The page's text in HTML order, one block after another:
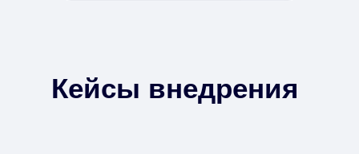
Кейсы внедрения